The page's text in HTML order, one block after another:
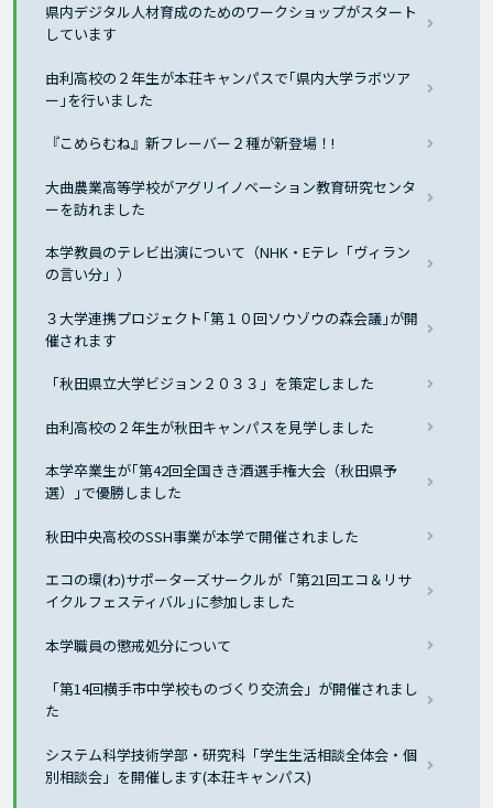
県内デジタル人材育成のためのワークショップがスタート
しています
由利高校の２年生が本荘キャンパスで｢県内大学ラボツア
ー｣を行いました
『こめらむね』新フレーバー２種が新登場！!
大曲農業高等学校がアグリイノベーション教育研究センタ
ーを訪れました
本学教員のテレビ出演について（NHK・Eテレ「ヴィラン
の言い分」）
３大学連携プロジェクト｢第１０回ソウゾウの森会議｣が開
催されます
「秋田県立大学ビジョン２０３３」を策定しました
由利高校の２年生が秋田キャンパスを見学しました
本学卒業生が｢第42回全国きき酒選手権大会（秋田県予
選）｣で優勝しました
秋田中央高校のSSH事業が本学で開催されました
エコの環(わ)サポーターズサークルが「第21回エコ＆リサ
イクルフェスティバル｣に参加しました
本学職員の懲戒処分について
「第14回横手市中学校ものづくり交流会」が開催されまし
た
システム科学技術学部・研究科「学生生活相談全体会・個
別相談会」を開催します(本荘キャンパス)